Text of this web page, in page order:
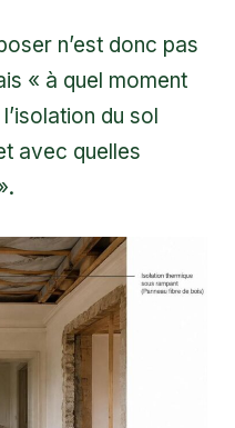
n’est donc pas
« à quel moment
du sol
avec quelles